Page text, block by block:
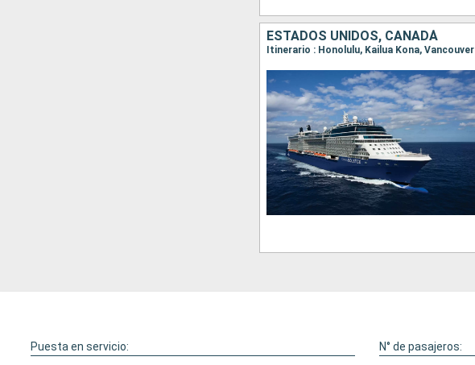
ESTADOS UNIDOS, CANADÁ
Itinerario : Honolulu, Kailua Kona, Vancouver
Puesta en servicio: N° de pasajeros: